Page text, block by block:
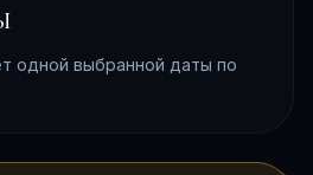
одной выбранной даты по